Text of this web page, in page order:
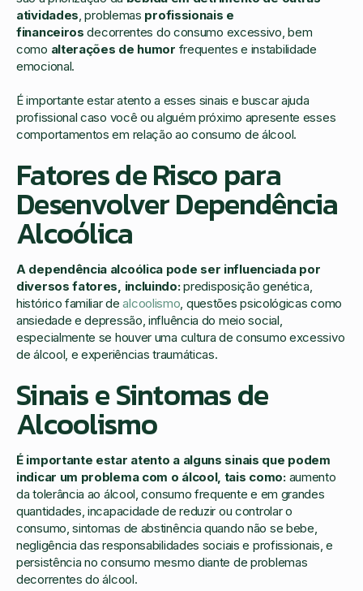
atividades , problemas profissionais e
financeiros decorrentes do consumo excessivo, bem
como alterações de humor frequentes e instabilidade
emocional.
É importante estar atento a esses sinais e buscar ajuda
profissional caso você ou alguém próximo apresente esses
comportamentos em relação ao consumo de álcool.
Fatores de Risco para
Desenvolver Dependência
Alcoólica
A dependência alcoólica pode ser influenciada por
diversos fatores, incluindo:predisposição genética,
histórico familiar dealcoolismo , questões psicológicas como
ansiedade e depressão, influência do meio social,
especialmente se houver uma cultura de consumo excessivo
de álcool, e experiências traumáticas.
Sinais e Sintomas de
Alcoolismo
É importante estar atento a alguns sinais que podem
indicar um problema com o álcool, tais como:aumento
da tolerância ao álcool, consumo frequente e em grandes
quantidades, incapacidade de reduzir ou controlar o
consumo, sintomas de abstinência quando não se bebe,
negligência das responsabilidades sociais e profissionais, e
persistência no consumo mesmo diante de problemas
decorrentes do álcool.